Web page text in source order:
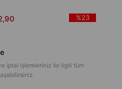
%23
iptal işlemleriniz İle ilgili tüm